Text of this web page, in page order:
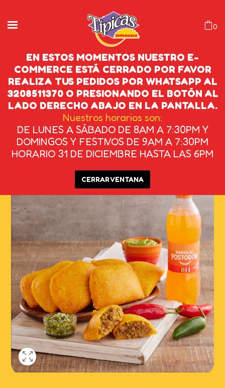
0
TÍPICA MEXICANA
INICIO / DE MAÍZ / TÍPICA MEXICANA
EN ESTOS MOMENTOS NUESTRO E-
COMMERCE ESTÁ CERRADO POR FAVOR
REALIZA TUS PEDIDOS POR WHATSAPP AL
3208511370 O PRESIONANDO EL BOTÓN AL
LADO DERECHO ABAJO EN LA PANTALLA.
Nuestros horarios son:
DE LUNES A SÁBADO DE 8AM A 7:30PM Y
DOMINGOS Y FESTIVOS DE 9AM A 7:30PM
HORARIO 31 DE DICIEMBRE HASTA LAS 6PM
CERRAR VENTANA